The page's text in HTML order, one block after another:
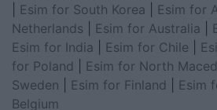
Esim for South Korea Esim for
Netherlands
Esim for Australia
Esim for India
Esim for Chile
for Poland
Esim for North
Sweden
Esim for Finland Esim
Belgium